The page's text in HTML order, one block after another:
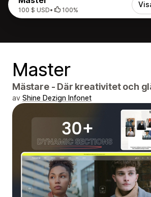
100 $ USD• 100%
Master
Mästare - Där kreativitet och
av Shine Dezign Infonet